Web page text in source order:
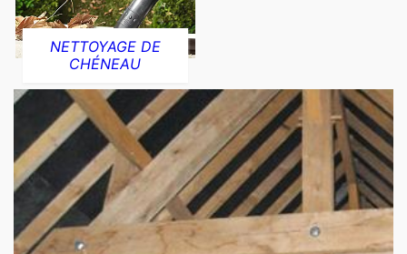
NETTOYAGE DE
CHÉNEAU